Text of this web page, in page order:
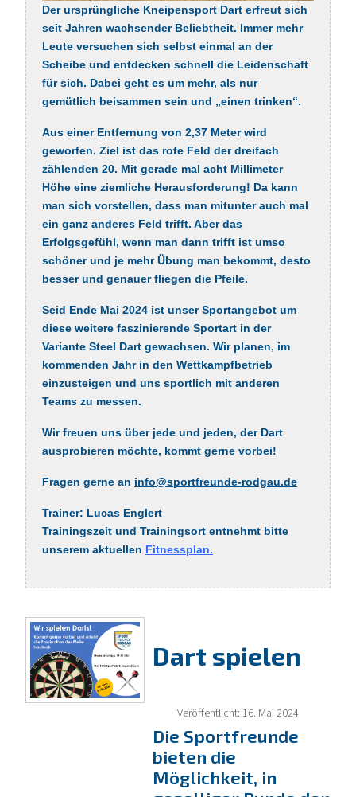
Der ursprüngliche Kneipensport Dart erfreut sich
seit Jahren wachsender Beliebtheit. Immer mehr
Leute versuchen sich selbst einmal an der
Scheibe und entdecken schnell die Leidenschaft
für sich. Dabei geht es um mehr, als nur
gemütlich beisammen sein und „einen trinken“.
Aus einer Entfernung von 2,37 Meter wird
geworfen. Ziel ist das rote Feld der dreifach
zählenden 20. Mit gerade mal acht Millimeter
Höhe eine ziemliche Herausforderung! Da kann
man sich vorstellen, dass man mitunter auch mal
ein ganz anderes Feld trifft. Aber das
Erfolgsgefühl, wenn man dann trifft ist umso
schöner und je mehr Übung man bekommt, desto
besser und genauer fliegen die Pfeile.
Seid Ende Mai 2024 ist unser Sportangebot um
diese weitere faszinierende Sportart in der
Variante Steel Dart gewachsen. Wir planen, im
kommenden Jahr in den Wettkampfbetrieb
einzusteigen und uns sportlich mit anderen
Teams zu messen.
Wir freuen uns über jede und jeden, der Dart
ausprobieren möchte, kommt gerne vorbei!
Fragen gerne an info@sportfreunde-rodgau.de
Trainer: Lucas Englert
Trainingszeit und Trainingsort entnehmt bitte
unserem aktuellen Fitnessplan.
Dart spielen
Veröffentlicht: 16. Mai 2024
Die Sportfreunde
bieten die
Möglichkeit, in